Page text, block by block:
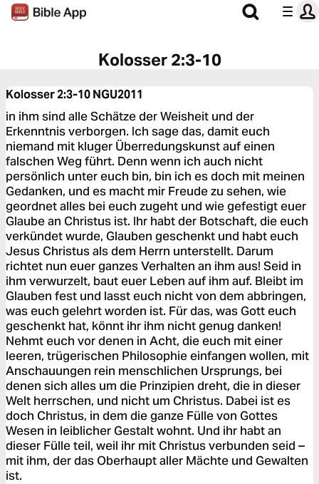
Kolosser 2:3-10
Kolosser 2:3-10NGU2011
in ihm sind alle Schätze der Weisheit und der
Erkenntnis verborgen. Ich sage das, damit euch
niemand mit kluger Überredungskunst auf einen
falschen Weg führt. Denn wenn ich auch nicht
persönlich unter euch bin, bin ich es doch mit meinen
Gedanken, und es macht mir Freude zu sehen, wie
geordnet alles bei euch zugeht und wie gefestigt euer
Glaube an Christus ist. Ihr habt der Botschaft, die euch
verkündet wurde, Glauben geschenkt und habt euch
Jesus Christus als dem Herrn unterstellt. Darum
richtet nun euer ganzes Verhalten an ihm aus! Seid in
ihm verwurzelt, baut euer Leben auf ihm auf. Bleibt im
Glauben fest und lasst euch nicht von dem abbringen,
was euch gelehrt worden ist. Für das, was Gott euch
geschenkt hat, könnt ihr ihm nicht genug danken!
Nehmt euch vor denen in Acht, die euch mit einer
leeren, trügerischen Philosophie einfangen wollen, mit
Anschauungen rein menschlichen Ursprungs, bei
denen sich alles um die Prinzipien dreht, die in dieser
Welt herrschen, und nicht um Christus. Dabei ist es
doch Christus, in dem die ganze Fülle von Gottes
Wesen in leiblicher Gestalt wohnt. Und ihr habt an
dieser Fülle teil, weil ihr mit Christus verbunden seid –
mit ihm, der das Oberhaupt aller Mächte und Gewalten
ist.